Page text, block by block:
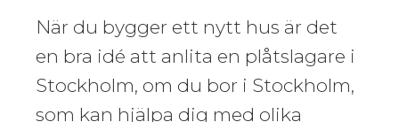
När du bygger ett nytt hus är det
en bra idé att anlita en plåtslagare i
Stockholm, om du bor i Stockholm,
som kan hjälpa dig med olika